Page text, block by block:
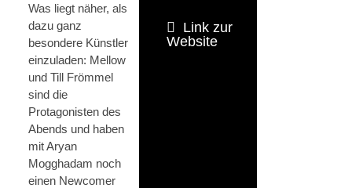
Was liegt näher, als
dazu ganz
besondere Künstler
einzuladen: Mellow
und Till Frömmel
sind die
Protagonisten des
Abends und haben
mit Aryan
Mogghadam noch
einen Newcomer
Link zur
Website